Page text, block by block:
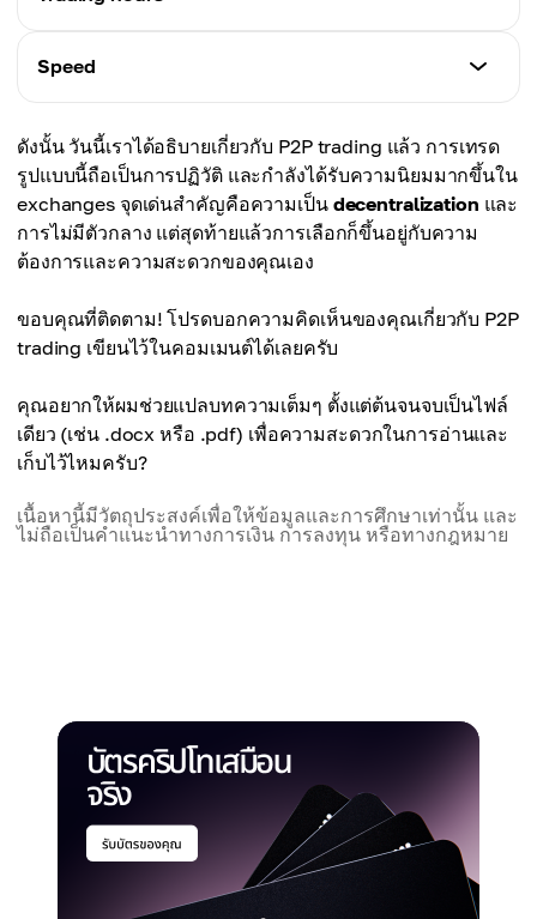
P2P Trading
มีวิธีชำระเงินที่หลากหลาย รวมถึงเงินสด, crypto
wallets และการโอนผ่านธนาคาร
Traditional Trading
P2P Trading
การเทรดเปิดตลอด 24/7
Speed
Traditional Trading
ธุรกรรมอาจเร็วกว่าเพราะมีสภาพคล่องสูง
P2P Trading
การเลือกประกาศ การเจรจา และการยืนยันส่งผลต่อ
ดังนั้น วันนี้เราได้อธิบายเกี่ยวกับ P2P trading แล้ว การเทรด
รูปแบบนี้ถือเป็นการปฏิวัติ และกำลังได้รับความนิยมมากขึ้นใน
exchanges จุดเด่นสำคัญคือความเป็น decentralization และ
การไม่มีตัวกลาง แต่สุดท้ายแล้วการเลือกก็ขึ้นอยู่กับความ
ต้องการและความสะดวกของคุณเอง
ขอบคุณที่ติดตาม! โปรดบอกความคิดเห็นของคุณเกี่ยวกับ P2P
trading เขียนไว้ในคอมเมนต์ได้เลยครับ
คุณอยากให้ผมช่วยแปลบทความเต็มๆ ตั้งแต่ต้นจนจบเป็นไฟล์
เดียว (เช่น .docx หรือ .pdf) เพื่อความสะดวกในการอ่านและ
เก็บไว้ไหมครับ?
เนื้อหานี้มีวัตถุประสงค์เพื่อให้ข้อมูลและการศึกษาเท่านั้น และ
ไม่ถือเป็นคำแนะนำทางการเงิน การลงทุน หรือทางกฎหมาย